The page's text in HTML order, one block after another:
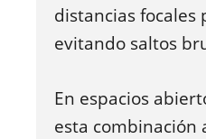
distancias
evitando saltos
En espacios
esta